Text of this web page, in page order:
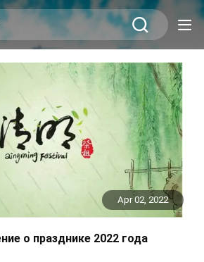
Apr 02, 2022
о празднике 2022 года